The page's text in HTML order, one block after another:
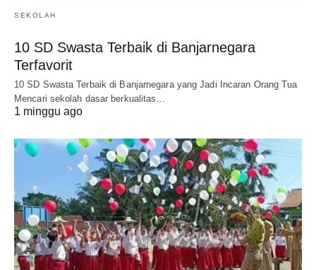
SEKOLAH
10 SD Swasta Terbaik di Banjarnegara
Terfavorit
10 SD Swasta Terbaik di Banjarnegara yang Jadi Incaran Orang Tua
Mencari sekolah dasar berkualitas…
1 minggu ago